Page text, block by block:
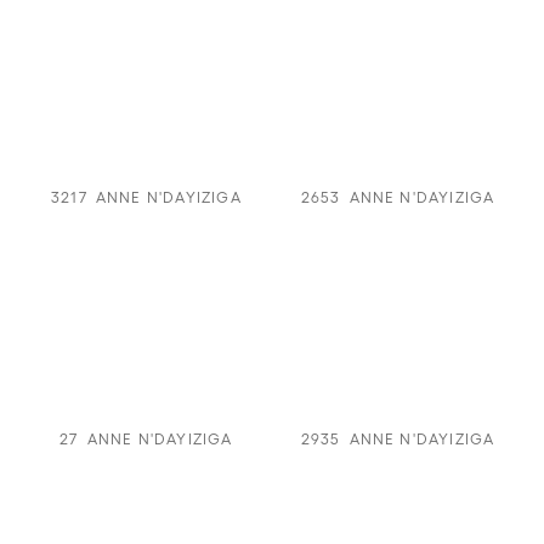
3217 ANNE N'DAYIZIGA 2653 ANNE N'DAYIZIGA
27 ANNE N'DAYIZIGA 2935 ANNE N'DAYIZIGA